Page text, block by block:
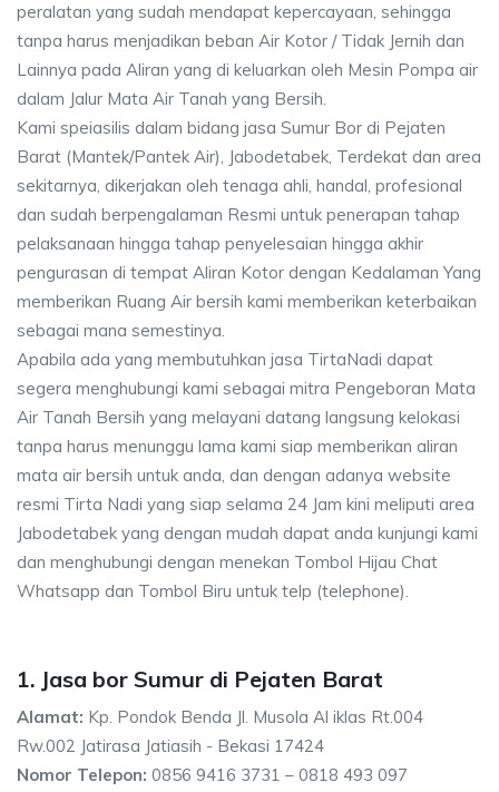
peralatan yang sudah mendapat kepercayaan, sehingga
tanpa harus menjadikan beban Air Kotor / Tidak Jernih dan
Lainnya pada Aliran yang di keluarkan oleh Mesin Pompa air
dalam Jalur Mata Air Tanah yang Bersih.
Kami speiasilis dalam bidang jasa Sumur Bor di Pejaten
Barat (Mantek/Pantek Air), Jabodetabek, Terdekat dan area
sekitarnya, dikerjakan oleh tenaga ahli, handal, profesional
dan sudah berpengalaman Resmi untuk penerapan tahap
pelaksanaan hingga tahap penyelesaian hingga akhir
pengurasan di tempat Aliran Kotor dengan Kedalaman Yang
memberikan Ruang Air bersih kami memberikan keterbaikan
sebagai mana semestinya.
Apabila ada yang membutuhkan jasa TirtaNadi dapat
segera menghubungi kami sebagai mitra Pengeboran Mata
Air Tanah Bersih yang melayani datang langsung kelokasi
tanpa harus menunggu lama kami siap memberikan aliran
mata air bersih untuk anda, dan dengan adanya website
resmi Tirta Nadi yang siap selama 24 Jam kini meliputi area
Jabodetabek yang dengan mudah dapat anda kunjungi kami
dan menghubungi dengan menekan Tombol Hijau Chat
Whatsapp dan Tombol Biru untuk telp (telephone).
1. Jasa bor Sumur di Pejaten Barat
Alamat: Kp. Pondok Benda Jl. Musola Al iklas Rt.004
Rw.002 Jatirasa Jatiasih - Bekasi 17424
Nomor Telepon: 0856 9416 3731 – 0818 493 097